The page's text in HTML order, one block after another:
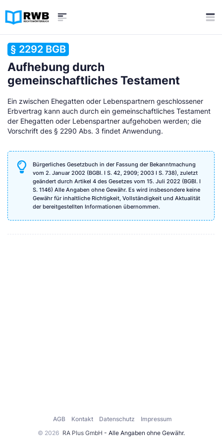
§ 2292 BGB
Aufhebung durch
gemeinschaftliches Testament
Ein zwischen Ehegatten oder Lebenspartnern geschlossener
Erbvertrag kann auch durch ein gemeinschaftliches Testament
der Ehegatten oder Lebenspartner aufgehoben werden; die
Vorschrift des § 2290 Abs. 3 findet Anwendung.
Bürgerliches Gesetzbuch in der Fassung der Bekanntmachung
vom 2. Januar 2002 (BGBl. I S. 42, 2909; 2003 I S. 738), zuletzt
geändert durch Artikel 4 des Gesetzes vom 15. Juli 2022 (BGBl. I
S. 1146) Alle Angaben ohne Gewähr. Es wird insbesondere keine
Gewähr für inhaltliche Richtigkeit, Vollständigkeit und Aktualität
der bereitgestellten Informationen übernommen.
© 2026 RA Plus GmbH - Alle Angaben ohne Gewähr.
AGB Kontakt Datenschutz Impressum